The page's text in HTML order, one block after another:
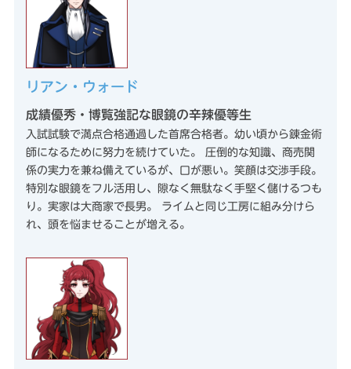
リアン・ウォード
成績優秀・博覧強記な眼鏡の辛辣優等生
入試試験で満点合格通過した首席合格者。幼い頃から錬金術
師になるために努力を続けていた。 圧倒的な知識、商売関
係の実力を兼ね備えているが、口が悪い。笑顔は交渉手段。
特別な眼鏡をフル活用し、隙なく無駄なく手堅く儲けるつも
り。実家は大商家で長男。 ライムと同じ工房に組み分けら
れ、頭を悩ませることが増える。